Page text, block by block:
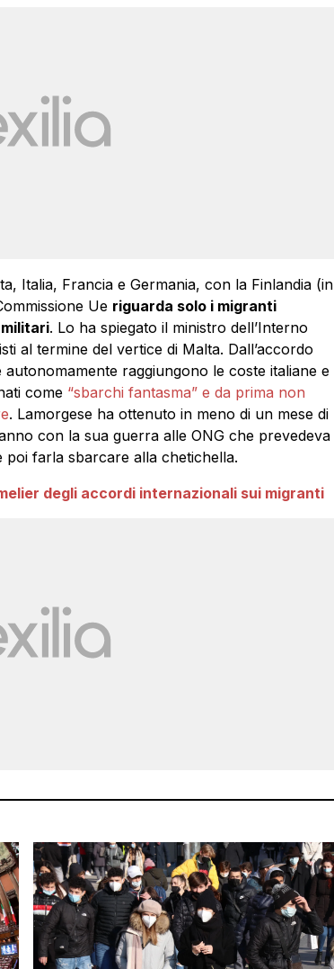
Italia, Francia e Germania, con la Finlandia (in
Ue riguarda solo i migranti
. Lo ha spiegato il ministro dell’Interno
al termine del vertice di Malta. Dall’accordo
raggiungono le coste italiane e
come “sbarchi fantasma” e da prima non
. Lamorgese ha ottenuto in meno di un mese di
con la sua guerra alle ONG che prevedeva
poi farla sbarcare alla chetichella.
degli accordi internazionali sui migranti